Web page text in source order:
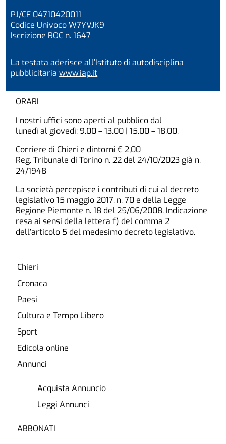
P.I/CF 04710420011
Codice Univoco W7YVJK9
Iscrizione ROC n. 1647
La testata aderisce all’Istituto di autodisciplina
pubblicitariawww.iap.it
ORARI
I nostri uffici sono aperti al pubblico dal
lunedì al giovedì: 9.00 – 13.00 | 15.00 – 18.00.
Corriere di Chieri e dintorni € 2,00
Reg. Tribunale di Torino n. 22 del 24/10/2023 già n.
24/1948
La società percepisce i contributi di cui al decreto
legislativo 15 maggio 2017, n. 70 e della Legge
Regione Piemonte n. 18 del 25/06/2008. Indicazione
resa ai sensi della lettera f) del comma 2
dell’articolo 5 del medesimo decreto legislativo.
Chieri
Cronaca
Paesi
Cultura e Tempo Libero
Sport
Edicola online
Annunci
Acquista Annuncio
Leggi Annunci
ABBONATI